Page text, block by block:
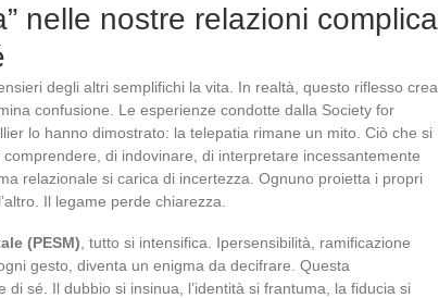
nelle nostre relazioni complica
degli altri semplifichi la vita. In realtà, questo riflesso crea
confusione. Le esperienze condotte dalla Society for
lo hanno dimostrato: la telepatia rimane un mito. Ciò che si
di indovinare, di interpretare incessantemente
relazionale si carica di incertezza. Ognuno proietta i propri
Il legame perde chiarezza.
(PESM) , tutto si intensifica. Ipersensibilità, ramificazione
gesto, diventa un enigma da decifrare. Questa
di sé. Il dubbio si insinua, l’identità si frantuma, la fiducia si